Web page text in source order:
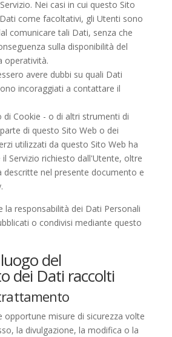
Nei casi in cui questo Sito
come facoltativi, gli Utenti sono
comunicare tali Dati, senza che
sulla disponibilità del
operatività.
avere dubbi su quali Dati
incoraggiati a contattare il
di Cookie - o di altri strumenti di
di questo Sito Web o dei
utilizzati da questo Sito Web ha
Servizio richiesto dall'Utente, oltre
descritte nel presente documento e
la responsabilità dei Dati Personali
o condivisi mediante questo
del
dei Dati raccolti
opportune misure di sicurezza volte
la divulgazione, la modifica o la